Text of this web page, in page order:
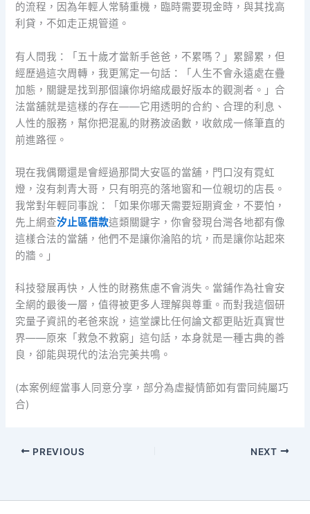
的流程，因為年輕人常騎重機，臨時需要現金時，與其找高
利貸，不如走正規管道。
有人問我：「五十歲才當新手爸爸，不累嗎？」累歸累，但
經歷過這次周轉，我更篤定一句話：「人生不會永遠處在疊
加態，關鍵是找到那個讓你坍縮成最好版本的觀測者。」合
法當舖就是這樣的存在——它用透明的合約、合理的利息、
人性的服務，幫你把混亂的財務波函數，收斂成一條筆直的
前進路徑。
現在我偶爾還是會經過那間大安區的當舖，門口沒有霓虹
燈，沒有刺青大哥，只有明亮的落地窗和一位親切的店長。
我常對年輕同事說：「如果你哪天需要短期資金，不要怕，
先上網查汐止區借款這類關鍵字，你會發現台灣各地都有像
這樣合法的當舖，他們不是讓你淪陷的坑，而是讓你站起來
的牆。」
科技發展再快，人性的財務焦慮不會消失。當鋪作為社會安
全網的最後一層，值得被更多人理解與尊重。而對我這個研
究量子資訊的老爸來說，這堂課比任何論文都更貼近真實世
界——原來「救急不救窮」這句話，本身就是一種古典的善
良，卻能與現代的法治完美共鳴。
(本案例經當事人同意分享，部分為虛擬情節如有雷同純屬巧
合)
PREVIOUS NEXT